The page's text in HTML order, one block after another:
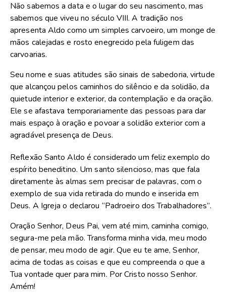
Não sabemos a data e o lugar do seu nascimento, mas
sabemos que viveu no século VIII. A tradição nos
apresenta Aldo como um simples carvoeiro, um monge de
mãos calejadas e rosto enegrecido pela fuligem das
carvoarias.
Seu nome e suas atitudes são sinais de sabedoria, virtude
que alcançou pelos caminhos do silêncio e da solidão, da
quietude interior e exterior, da contemplação e da oração.
Ele se afastava temporariamente das pessoas para dar
mais espaço à oração e povoar a solidão exterior com a
agradável presença de Deus.
Reflexão Santo Aldo é considerado um feliz exemplo do
espírito beneditino. Um santo silencioso, mas que fala
diretamente às almas sem precisar de palavras, com o
exemplo de sua vida retirada do mundo e inserida em
Deus. A Igreja o declarou “Padroeiro dos Trabalhadores”.
Oração Senhor, Deus Pai, vem até mim, caminha comigo,
segura-me pela mão. Transforma minha vida, meu modo
de pensar, meu modo de agir. Que eu te ame, Senhor,
acima de todas as coisas e que eu compreenda o que a
Tua vontade quer para mim. Por Cristo nosso Senhor.
Amém!